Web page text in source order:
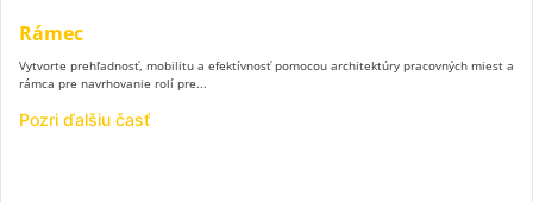
Rámec
Vytvorte prehľadnosť, mobilitu a efektívnosť pomocou architektúry pracovných miest a
rámca pre navrhovanie rolí pre...
Pozri ďalšiu časť